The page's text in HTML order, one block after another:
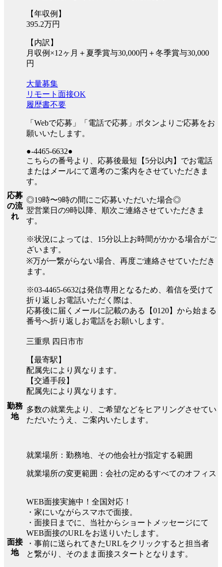
【年収例】
395.2万円
【内訳】
月収例×12ヶ月＋夏季賞与30,000円＋冬季賞与30,000
円
応募
の流
れ
大量募集
リモート面接OK
履歴書不要
「Webで応募」「電話で応募」ボタンよりご応募をお
願いいたします。
●-4465-6632●
こちらの番号より、応募後最短【5分以内】でお電話
またはメールにて選考のご案内をさせていただきま
す。
◎19時〜9時の間にご応募いただいた場合◎
翌営業日の9時以降、順次ご連絡させていただきま
す。
※状況によっては、15分以上お時間がかかる場合がご
ざいます。
※万が一繋がらない場合、再度ご連絡させていただき
ます。
※03-4465-6632は発信専用となるため、着信を受けて
折り返しお電話いただく際は、
応募後に届くメールに記載のある【0120】から始まる
番号へ折り返しお電話をお願いします。
勤務
地
三重県 四日市市
【最寄駅】
配属先により異なります。
【交通手段】
配属先により異なります。
多数の就業先より、ご希望などをヒアリングさせてい
ただいたうえ、ご案内いたします。
就業場所：勤務地、その他会社が指定する範囲
就業場所の変更範囲：会社の定めるすべてのオフィス
面接
地
WEB面接実施中！全国対応！
・家にいながらスマホで面接。
・面接日までに、当社からショートメッセージにて
WEB面接のURLをお送りいたします。
・事前に送られてきたURLをクリックすると担当者
と繋がり、そのまま面接スタートとなります。